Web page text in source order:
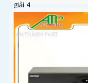
giải 4